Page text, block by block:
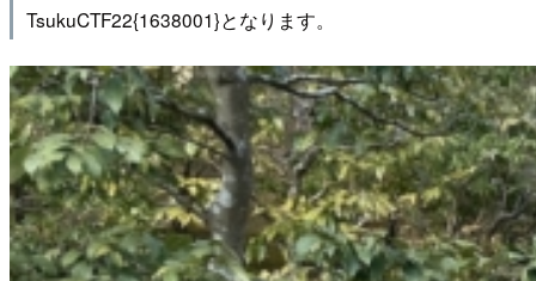
TsukuCTF22{1638001}となります。